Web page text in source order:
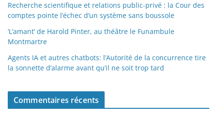
Recherche scientifique et relations public-privé : la Cour des
comptes pointe l’échec d’un système sans boussole
‘L’amant’ de Harold Pinter, au théâtre le Funambule
Montmartre
Agents IA et autres chatbots: l’Autorité de la concurrence tire
la sonnette d’alarme avant qu’il ne soit trop tard
Commentaires récents